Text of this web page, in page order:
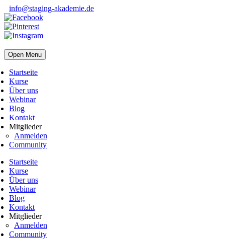
info@staging-akademie.de
Open Menu
Startseite
Kurse
Über uns
Webinar
Blog
Kontakt
Mitglieder
Anmelden
Community
Startseite
Kurse
Über uns
Webinar
Blog
Kontakt
Mitglieder
Anmelden
Community